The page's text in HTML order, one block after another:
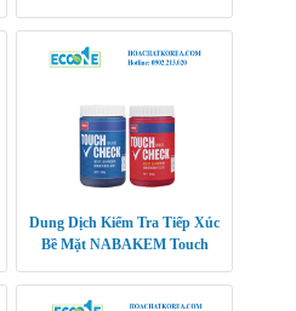
Dung Dịch Kiểm Tra Tiếp Xúc
Bề Mặt NABAKEM Touch